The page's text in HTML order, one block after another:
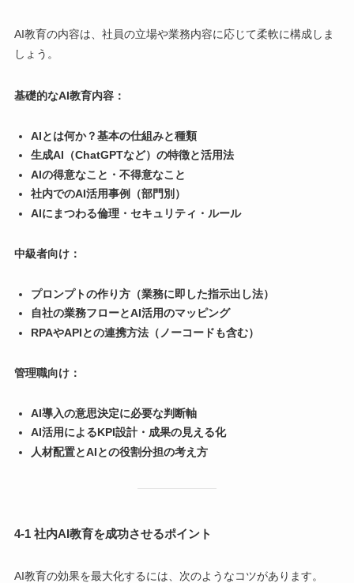
AI教育の内容は、社員の立場や業務内容に応じて柔軟に構成しま
しょう。
基礎的なAI教育内容：
AIとは何か？基本の仕組みと種類
生成AI（ChatGPTなど）の特徴と活用法
AIの得意なこと・不得意なこと
社内でのAI活用事例（部門別）
AIにまつわる倫理・セキュリティ・ルール
中級者向け：
プロンプトの作り方（業務に即した指示出し法）
自社の業務フローとAI活用のマッピング
RPAやAPIとの連携方法（ノーコードも含む）
管理職向け：
AI導入の意思決定に必要な判断軸
AI活用によるKPI設計・成果の見える化
人材配置とAIとの役割分担の考え方
4-1 社内AI教育を成功させるポイント
AI教育の効果を最大化するには、次のようなコツがあります。